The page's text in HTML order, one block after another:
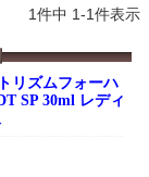
1件中 1-1件表示
リズムフォーハ
SP 30ml レディ